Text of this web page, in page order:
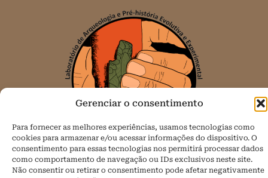
Gerenciar o consentimento
Para fornecer as melhores experiências, usamos tecnologias como
cookies para armazenar e/ou acessar informações do dispositivo. O
consentimento para essas tecnologias nos permitirá processar dados
como comportamento de navegação ou IDs exclusivos neste site.
Não consentir ou retirar o consentimento pode afetar negativamente
Todos os direitos reservados.